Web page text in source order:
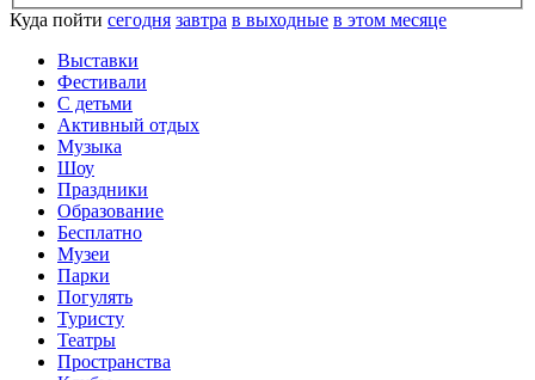
Куда пойти сегодня завтра в выходные в этом месяце
Выставки
Фестивали
С детьми
Активный отдых
Музыка
Шоу
Праздники
Образование
Бесплатно
Музеи
Парки
Погулять
Туристу
Театры
Пространства